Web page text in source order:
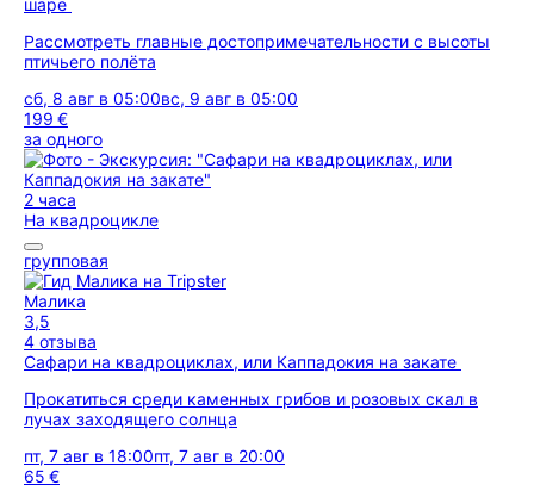
шаре
Рассмотреть главные достопримечательности с высоты
птичьего полёта
сб, 8 авг в 05:00вс, 9 авг в 05:00
199 €
за одного
2 часа
На квадроцикле
групповая
Малика
3,5
4 отзыва
Сафари на квадроциклах, или Каппадокия на закате
Прокатиться среди каменных грибов и розовых скал в
лучах заходящего солнца
пт, 7 авг в 18:00пт, 7 авг в 20:00
65 €